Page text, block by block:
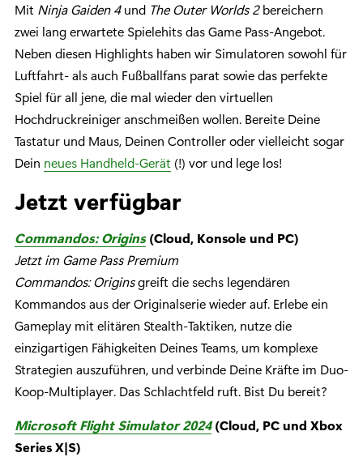
Mit Ninja Gaiden 4und The Outer Worlds 2bereichern
zwei lang erwartete Spielehits das Game Pass-Angebot.
Neben diesen Highlights haben wir Simulatoren sowohl für
Luftfahrt- als auch Fußballfans parat sowie das perfekte
Spiel für all jene, die mal wieder den virtuellen
Hochdruckreiniger anschmeißen wollen. Bereite Deine
Tastatur und Maus, Deinen Controller oder vielleicht sogar
Dein neues Handheld-Gerät (!) vor und lege los!
Jetzt verfügbar
Commandos: Origins(Cloud, Konsole und PC)
Jetzt im Game Pass Premium
Commandos: Originsgreift die sechs legendären
Kommandos aus der Originalserie wieder auf. Erlebe ein
Gameplay mit elitären Stealth-Taktiken, nutze die
einzigartigen Fähigkeiten Deines Teams, um komplexe
Strategien auszuführen, und verbinde Deine Kräfte im Duo-
Koop-Multiplayer. Das Schlachtfeld ruft. Bist Du bereit?
Microsoft Flight Simulator 2024(Cloud, PC und Xbox
Series X|S)